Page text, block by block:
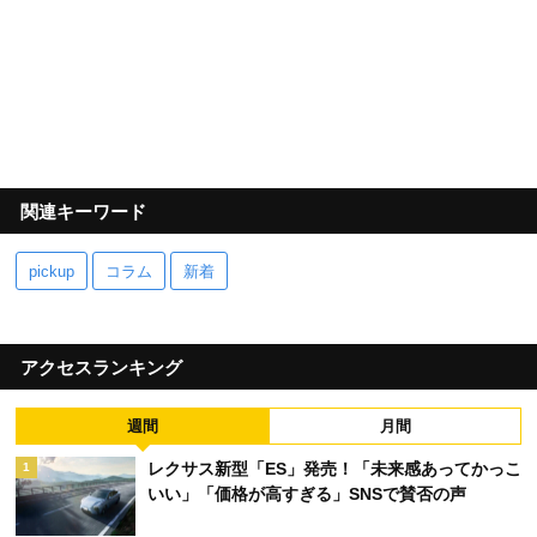
関連キーワード
pickup コラム 新着
アクセスランキング
週間 月間
1
レクサス新型「ES」発売！「未来感あってかっこ
いい」「価格が高すぎる」SNSで賛否の声